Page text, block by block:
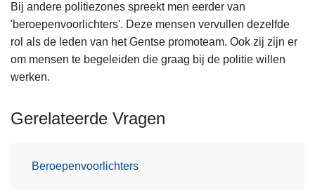
Bij andere politiezones spreekt men eerder van
'beroepenvoorlichters'. Deze mensen vervullen dezelfde
rol als de leden van het Gentse promoteam. Ook zij zijn er
om mensen te begeleiden die graag bij de politie willen
werken.
Gerelateerde Vragen
Beroepenvoorlichters